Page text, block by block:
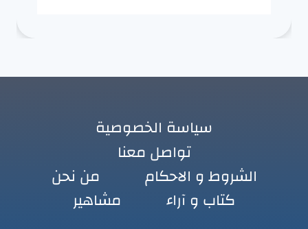
سياسة الخصوصية
تواصل معنا
الشروط و الاحكام
من نحن
كتاب و آراء
مشاهير